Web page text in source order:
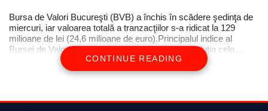
Bursa de Valori Bucureşti (BVB) a închis în scădere şedinţa de
miercuri, iar valoarea totală a tranzacţiilor s-a ridicat la 129
milioane de lei (24,6 milioane de euro).Principalul indice al
Bursei de Valori Bucureşti, BET, care reflectă evoluţia celo…
CONTINUE READING